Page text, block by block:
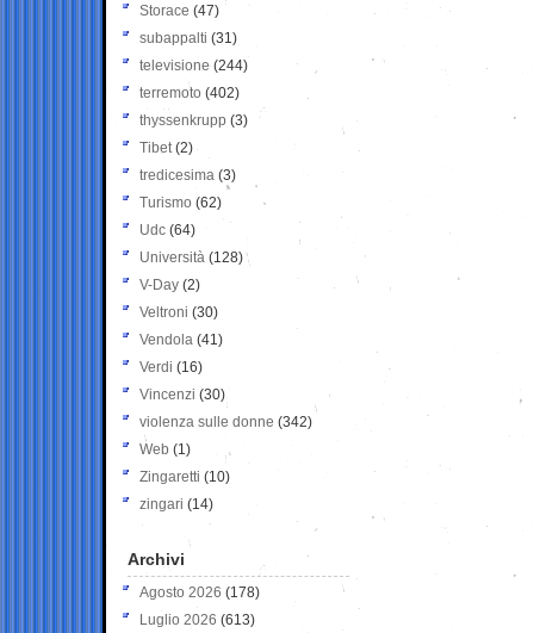
Storace (47)
subappalti (31)
televisione(244)
terremoto (402)
thyssenkrupp (3)
Tibet(2)
tredicesima (3)
Turismo (62)
Udc (64)
Università (128)
V-Day (2)
Veltroni (30)
Vendola (41)
Verdi (16)
Vincenzi (30)
violenza sulle donne (342)
Web (1)
Zingaretti (10)
zingari (14)
Archivi
Agosto 2026 (178)
Luglio 2026 (613)